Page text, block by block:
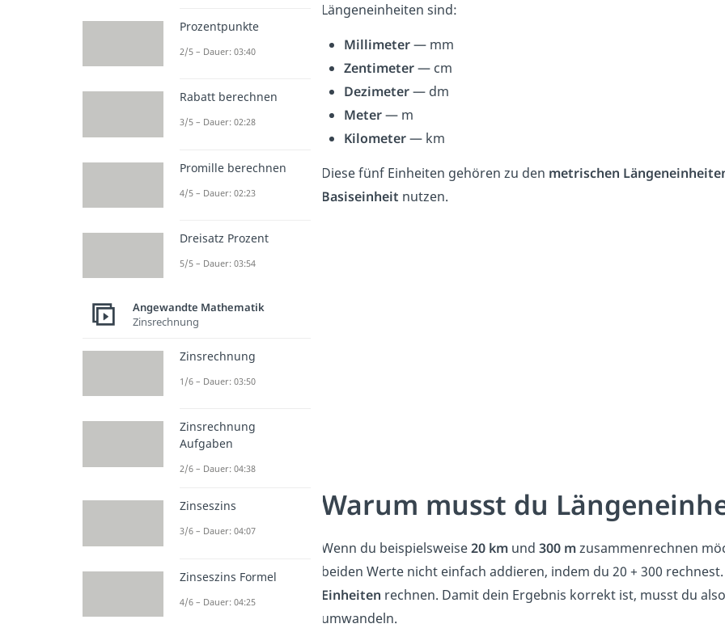
Längeneinheiten sind:
Millimeter— mm
Zentimeter— cm
Dezimeter— dm
Meter— m
Kilometer— km
Diese fünf Einheiten gehören zu den metrischen
Basiseinheit nutzen.
Warum musst du
Wenn du beispielsweise20 km und 300 mzusammenrechnen
beiden Werte nicht einfach addieren, indem du 20 + 300
Einheiten rechnen. Damit dein Ergebnis korrekt ist, musst du
umwandeln.
Prozentpunkte
2/5 – Dauer: 03:40
Rabatt berechnen
3/5 – Dauer: 02:28
Promille berechnen
4/5 – Dauer: 02:23
Dreisatz Prozent
5/5 – Dauer: 03:54
Angewandte Mathematik
Zinsrechnung
Zinsrechnung
1/6 – Dauer: 03:50
Zinsrechnung
Aufgaben
2/6 – Dauer: 04:38
Zinseszins
3/6 – Dauer: 04:07
Zinseszins Formel
4/6 – Dauer: 04:25